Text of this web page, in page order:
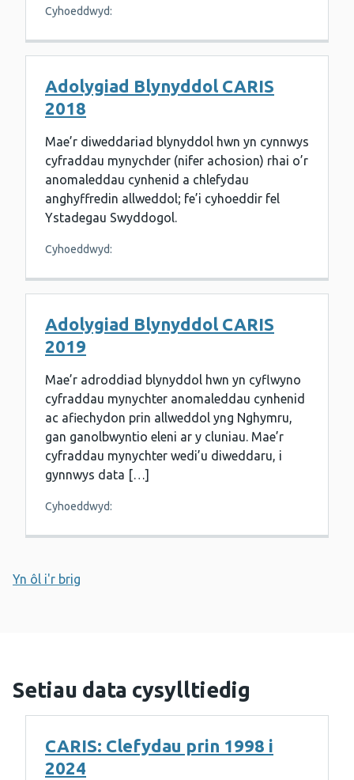
Cyhoeddwyd:
Adolygiad Blynyddol CARIS
2018
Mae’r diweddariad blynyddol hwn yn cynnwys
cyfraddau mynychder (nifer achosion) rhai o’r
anomaleddau cynhenid a chlefydau
anghyffredin allweddol; fe’i cyhoeddir fel
Ystadegau Swyddogol.
Cyhoeddwyd:
Adolygiad Blynyddol CARIS
2019
Mae’r adroddiad blynyddol hwn yn cyflwyno
cyfraddau mynychter anomaleddau cynhenid
ac afiechydon prin allweddol yng Nghymru,
gan ganolbwyntio eleni ar y cluniau. Mae’r
cyfraddau mynychter wedi’u diweddaru, i
gynnwys data […]
Cyhoeddwyd:
Yn ôl i'r brig
Setiau data cysylltiedig
CARIS: Clefydau prin 1998 i
2024